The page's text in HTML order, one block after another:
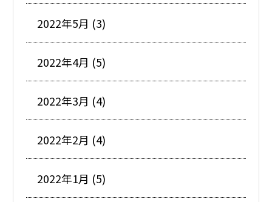
2022年5月 (3)
2022年4月 (5)
2022年3月 (4)
2022年2月 (4)
2022年1月 (5)